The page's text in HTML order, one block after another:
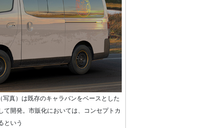
真）は既存のキャラバンをベースとした
開発。市販化においては、コンセプトカ
という